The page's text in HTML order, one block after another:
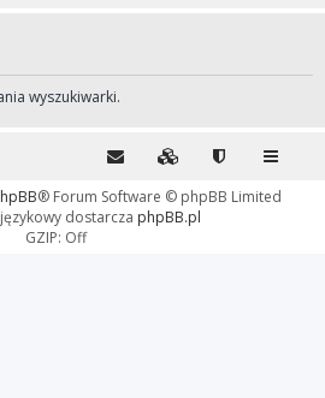
wyszukiwarki.
® Forum Software © phpBB Limited
dostarcza phpBB.pl
GZIP: Off